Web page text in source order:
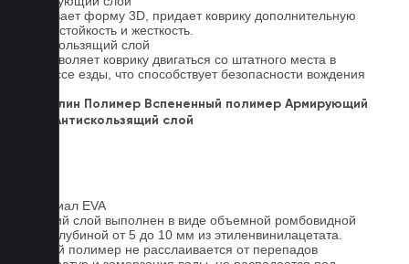
Усиливает форму 3D, придает коврику дополнительную
износостойкость и жесткость.
Антискользящий слой
Не позволяет коврику двигаться со штатного места в
процессе езды, что способствует безопасности вождения
Ковролин Полимер Вспененный полимер Армирующий
Антискользящий слой
Материал EVA
Верхний слой выполнен в виде объемной ромбовидной
сетки глубиной от 5 до 10 мм из этиленвинилацетата.
Данный полимер не расслаивается от перепадов